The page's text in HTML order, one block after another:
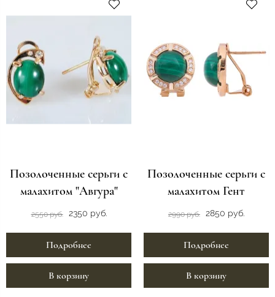
Позолоченные серьги с
малахитом "Авгура"
2550 руб. 2350 руб.
Подробнее
В корзину
Позолоченные серьги с
малахитом Гент
2990 руб. 2850 руб.
Подробнее
В корзину